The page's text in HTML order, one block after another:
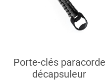
Porte-clés paracorde
décapsuleur